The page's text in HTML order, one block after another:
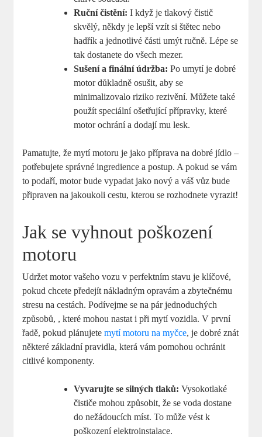
Ruční čistění: I když je tlakový čistič
skvělý, někdy je lepší vzít si štětec nebo
hadřík a jednotlivé části umýt ručně. Lépe se
tak dostanete do všech mezer.
Sušení a finální údržba: Po umytí je dobré
motor důkladně osušit, aby se
minimalizovalo riziko rezivění. Můžete také
použít speciální ošetřující přípravky, které
motor ochrání a dodají mu lesk.
Pamatujte, že mytí motoru je jako příprava na dobré jídlo –
potřebujete správné ingredience a postup. A pokud se vám
to podaří, motor bude vypadat jako nový a váš vůz bude
připraven na jakoukoli cestu, kterou se rozhodnete vyrazit!
Jak se vyhnout poškození
motoru
Udržet motor vašeho vozu v perfektním stavu je klíčové,
pokud chcete předejít nákladným opravám a zbytečnému
stresu na cestách. Podívejme se na pár jednoduchých
způsobů, , které mohou nastat i při mytí vozidla. V první
řadě, pokud plánujetemytí motoru na myčce, je dobré znát
některé základní pravidla, která vám pomohou ochránit
citlivé komponenty.
Vyvarujte se silných tlaků: Vysokotlaké
čističe mohou způsobit, že se voda dostane
do nežádoucích míst. To může vést k
poškození elektroinstalace.